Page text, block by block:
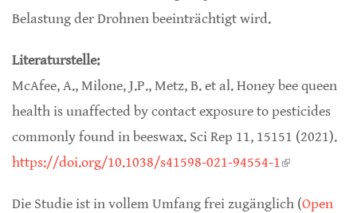
Belastung der Drohnen beeinträchtigt wird.
Literaturstelle:
McAfee, A., Milone, J.P., Metz, B. et al. Honey bee queen
health is unaffected by contact exposure to pesticides
commonly found in beeswax. Sci Rep 11, 15151 (2021).
https://doi.org/10.1038/s41598-021-94554-1(link is
Die Studie ist in vollem Umfang frei zugänglich (Open